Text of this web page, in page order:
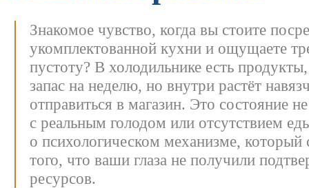
Знакомое чувство, когда вы стоите
укомплектованной кухни и ощущаете
пустоту? В холодильнике есть
запас на неделю, но внутри растёт
отправиться в магазин. Это состояние
с реальным голодом или отсутствием
о психологическом механизме, который
того, что ваши глаза не получили
ресурсов.